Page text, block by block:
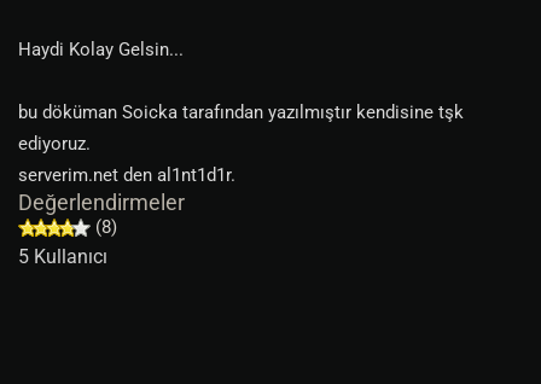
Haydi Kolay Gelsin...
bu döküman Soicka tarafından yazılmıştır kendisine tşk
ediyoruz.
serverim.net den al1nt1d1r.
Değerlendirmeler
(8)
5 Kullanıcı